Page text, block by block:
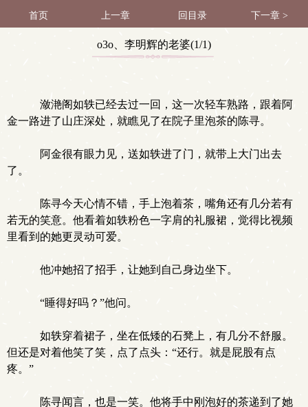
首页 上一章 回目录 下一章 >
o3o、李明辉的老婆(1/1)
潋滟阁如轶已经去过一回，这一次轻车熟路，跟着阿
金一路进了山庄深处，就瞧见了在院子里泡茶的陈寻。
阿金很有眼力见，送如轶进了门，就带上大门出去
了。
陈寻今天心情不错，手上泡着茶，嘴角还有几分若有
若无的笑意。他看着如轶粉色一字肩的礼服裙，觉得比视频
里看到的她更灵动可爱。
他冲她招了招手，让她到自己身边坐下。
“睡得好吗？”他问。
如轶穿着裙子，坐在低矮的石凳上，有几分不舒服。
但还是对着他笑了笑，点了点头：“还行。就是屁股有点
疼。”
陈寻闻言，也是一笑。他将手中刚泡好的茶递到了她